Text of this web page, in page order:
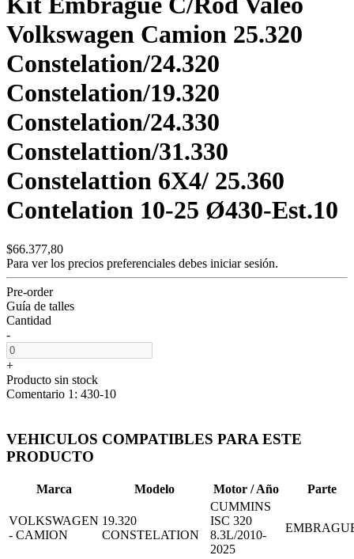
Volkswagen Camion 25.320
Constelation/24.320
Constelation/19.320
Constelation/24.330
Constelattion/31.330
Constelattion 6X4/ 25.360
Contelation 10-25 Ø430-Est.10
$66.377,80
Para ver los precios preferenciales debes iniciar sesión.
Pre-order
Guía de talles
Cantidad
-
+
Producto sin stock
Comentario 1: 430-10
VEHICULOS COMPATIBLES PARA ESTE
PRODUCTO
Marca Modelo Motor / Año Parte
VOLKSWAGEN
- CAMION
19.320
CONSTELATION
CUMMINS
ISC 320
8.3L/2010-
2025